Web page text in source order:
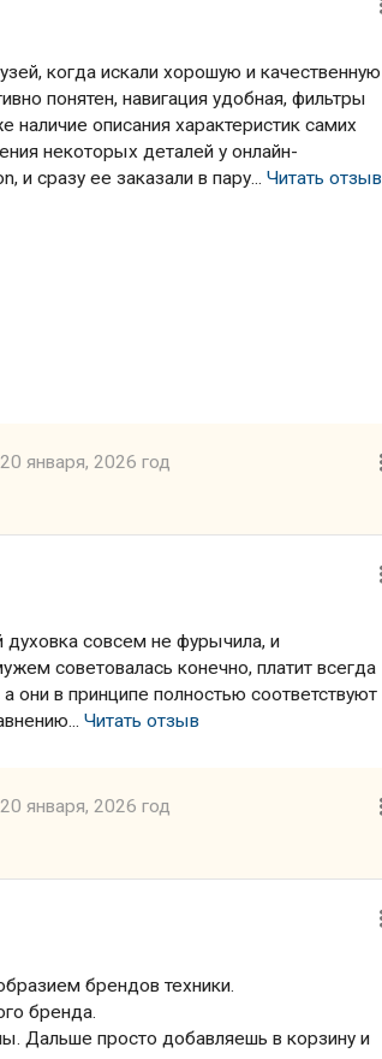
когда искали хорошую и качественную
понятен, навигация удобная, фильтры
описания характеристик самих
некоторых деталей у онлайн-
и сразу ее заказали в пару...Читать отзыв
20 января, 2026 год
духовка совсем не фурычила, и
советовалась конечно, платит всегда
они в принципе полностью соответствуют
Читать отзыв
20 января, 2026 год
брендов техники.
бренда.
Дальше просто добавляешь в корзину и